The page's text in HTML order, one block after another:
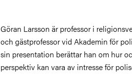
Göran Larsson är professor i
och gästprofessor vid Akademin för
sin presentation berättar han om hur
perspektiv kan vara av intresse för